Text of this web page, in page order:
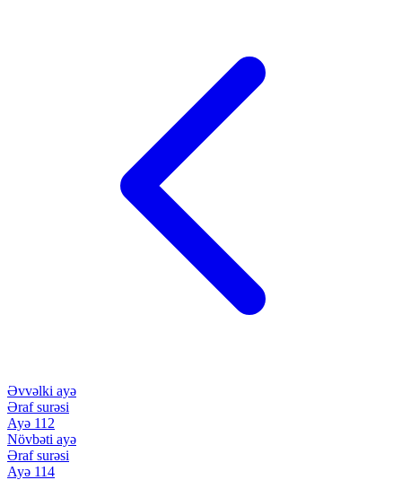
Əvvəlki ayə
Əraf surəsi
Ayə 112
Növbəti ayə
Əraf surəsi
Ayə 114